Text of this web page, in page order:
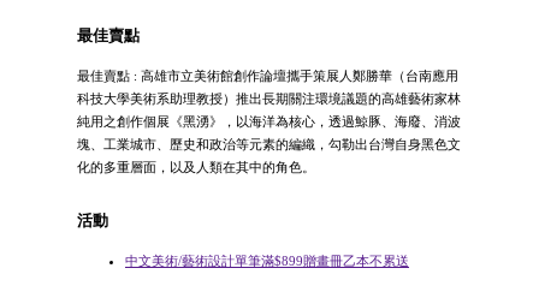
最佳賣點
最佳賣點 : 高雄市立美術館創作論壇攜手策展人鄭勝華（台南應用
科技大學美術系助理教授）推出長期關注環境議題的高雄藝術家林
純用之創作個展《黑湧》，以海洋為核心，透過鯨豚、海廢、消波
塊、工業城市、歷史和政治等元素的編織，勾勒出台灣自身黑色文
化的多重層面，以及人類在其中的角色。
活動
中文美術/藝術設計單筆滿$899贈畫冊乙本不累送